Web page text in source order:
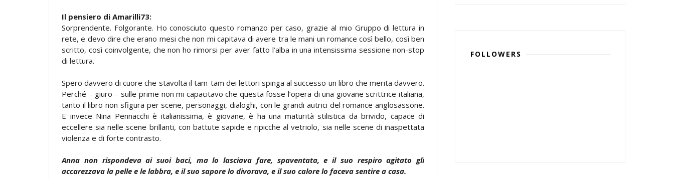
Il pensiero di Amarilli73:
Sorprendente. Folgorante. Ho conosciuto questo romanzo per caso, grazie al mio Gruppo di lettura in
rete, e devo dire che erano mesi che non mi capitava di avere tra le mani un romance così bello, così ben
scritto, così coinvolgente, che non ho rimorsi per aver fatto l’alba in una intensissima sessione non-stop
di lettura.
Spero davvero di cuore che stavolta il tam-tam dei lettori spinga al successo un libro che merita davvero.
Perché – giuro – sulle prime non mi capacitavo che questa fosse l’opera di una giovane scrittrice italiana,
tanto il libro non sfigura per scene, personaggi, dialoghi, con le grandi autrici del romance anglosassone.
E invece Nina Pennacchi è italianissima, è giovane, è ha una maturità stilistica da brivido, capace di
eccellere sia nelle scene brillanti, con battute sapide e ripicche al vetriolo, sia nelle scene di inaspettata
violenza e di forte contrasto.
Anna non rispondeva ai suoi baci, ma lo lasciava fare, spaventata, e il suo respiro agitato gli
accarezzava la pelle e le labbra, e il suo sapore lo divorava, e il suo calore lo faceva sentire a casa.
FOLLOWERS